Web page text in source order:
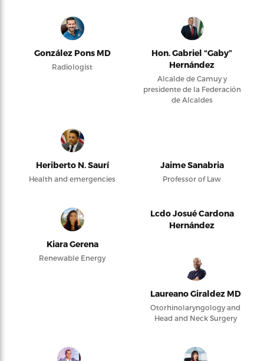
González Pons MD
Radiologist
Hon. Gabriel “Gaby”
Hernández
Alcalde de Camuy y
presidente de la Federación
de Alcaldes
Heriberto N. Saurí
Health and emergencies
Jaime Sanabria
Professor of Law
Kiara Gerena
Renewable Energy
Lcdo Josué Cardona
Hernández
Laureano Giraldez MD
Otorhinolaryngology and
Head and Neck Surgery